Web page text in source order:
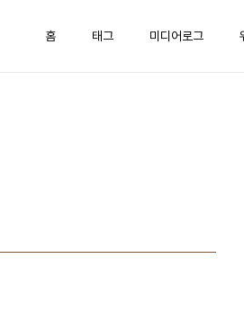
홈 태그 미디어로그